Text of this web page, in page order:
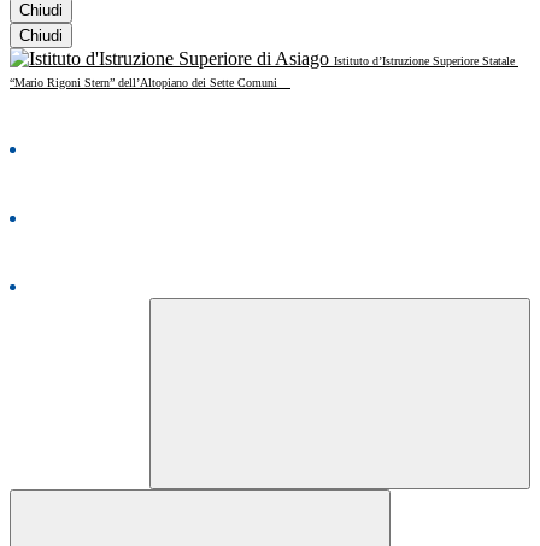
Chiudi
Chiudi
Istituto d’Istruzione Superiore Statale
“Mario Rigoni Stern” dell’Altopiano dei Sette Comuni